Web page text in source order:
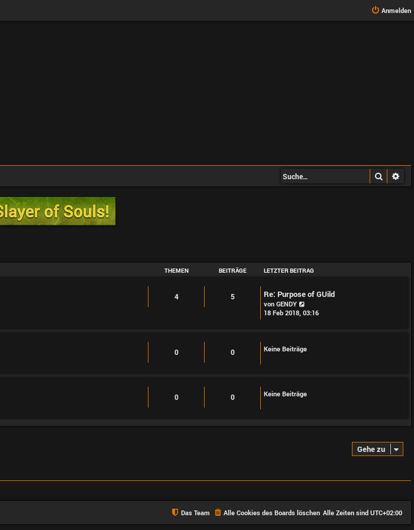
Anmelden
Suche
THEMEN BEITRÄGE LETZTER BEITRAG
4 5 Re: Purpose of GUild
von GENDY
e
t
i
g
18 Feb 2018, 03:16
0 0 Keine Beiträge
0 0 Keine Beiträge
Gehe zu
Alle Zeiten sind UTC+02:00
Alle Cookies des Boards löschen
Das Team